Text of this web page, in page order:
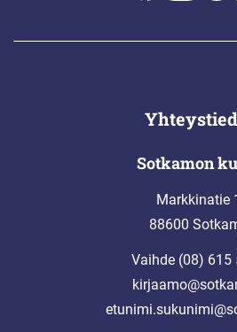
Sotkamon
Markkinatie
88600
Vaihde (08) 615